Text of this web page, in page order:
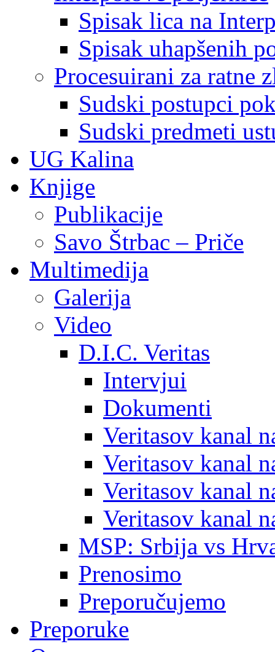
Spisak lica na
Spisak uhapšenih
Procesuirani za ratne
Sudski postupci
Sudski predmeti
UG Kalina
Knjige
Publikacije
Savo Štrbac – Priče
Multimedija
Galerija
Video
D.I.C. Veritas
Intervjui
Dokumenti
Veritasov kanal
Veritasov kanal
Veritasov kanal
Veritasov kanal
MSP: Srbija vs
Prenosimo
Preporučujemo
Preporuke